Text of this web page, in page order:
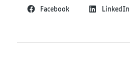
Facebook LinkedIn